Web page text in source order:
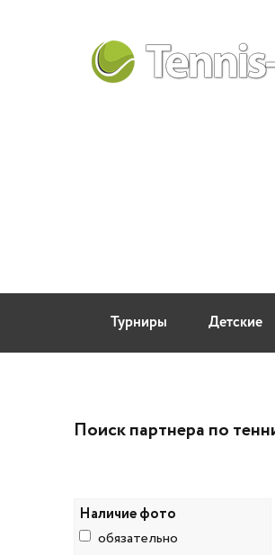
Турниры Детские
Поиск партнера по
Наличие фото
обязательно